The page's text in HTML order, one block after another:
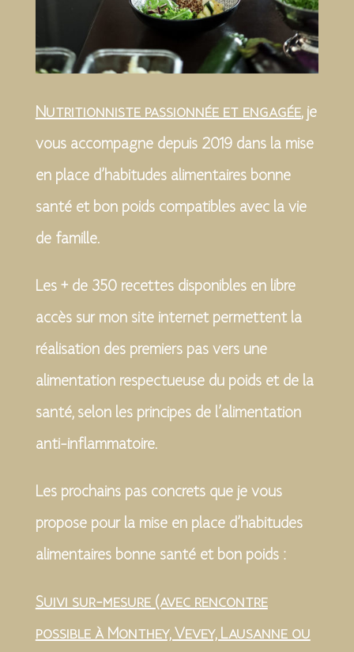
Nutritionniste passionnée et engagée, je
vous accompagne depuis 2019 dans la mise
en place d’habitudes alimentaires bonne
santé et bon poids compatibles avec la vie
de famille.
Les + de 350 recettes disponibles en libre
accès sur mon site internet permettent la
réalisation des premiers pas vers une
alimentation respectueuse du poids et de la
santé, selon les principes de l’alimentation
anti-inflammatoire.
Les prochains pas concrets que je vous
propose pour la mise en place d’habitudes
alimentaires bonne santé et bon poids :
Suivi sur-mesure (avec rencontre
possible à Monthey, Vevey, Lausanne ou